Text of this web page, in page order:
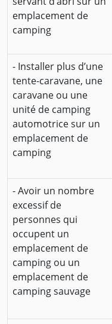
emplacement de
camping
- Installer plus d’une
tente-caravane, une
caravane ou une
unité de camping
automotrice sur un
emplacement de
camping
- Avoir un nombre
excessif de
personnes qui
occupent un
emplacement de
camping ou un
emplacement de
camping sauvage